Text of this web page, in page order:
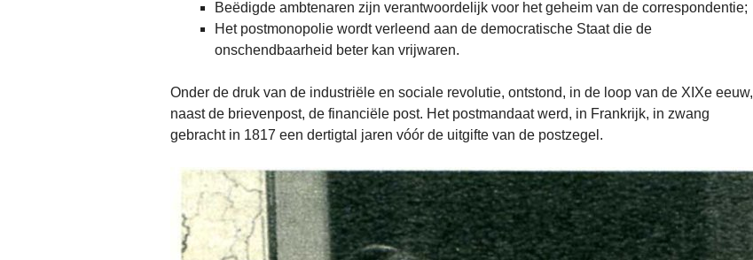
Beëdigde ambtenaren zijn verantwoordelijk voor het geheim van de correspondentie;
Het postmonopolie wordt verleend aan de democratische Staat die de
onschendbaarheid beter kan vrijwaren.
Onder de druk van de industriële en sociale revolutie, ontstond, in de loop van de XIXe eeuw,
naast de brievenpost, de financiële post. Het postmandaat werd, in Frankrijk, in zwang
gebracht in 1817 een dertigtal jaren vóór de uitgifte van de postzegel.